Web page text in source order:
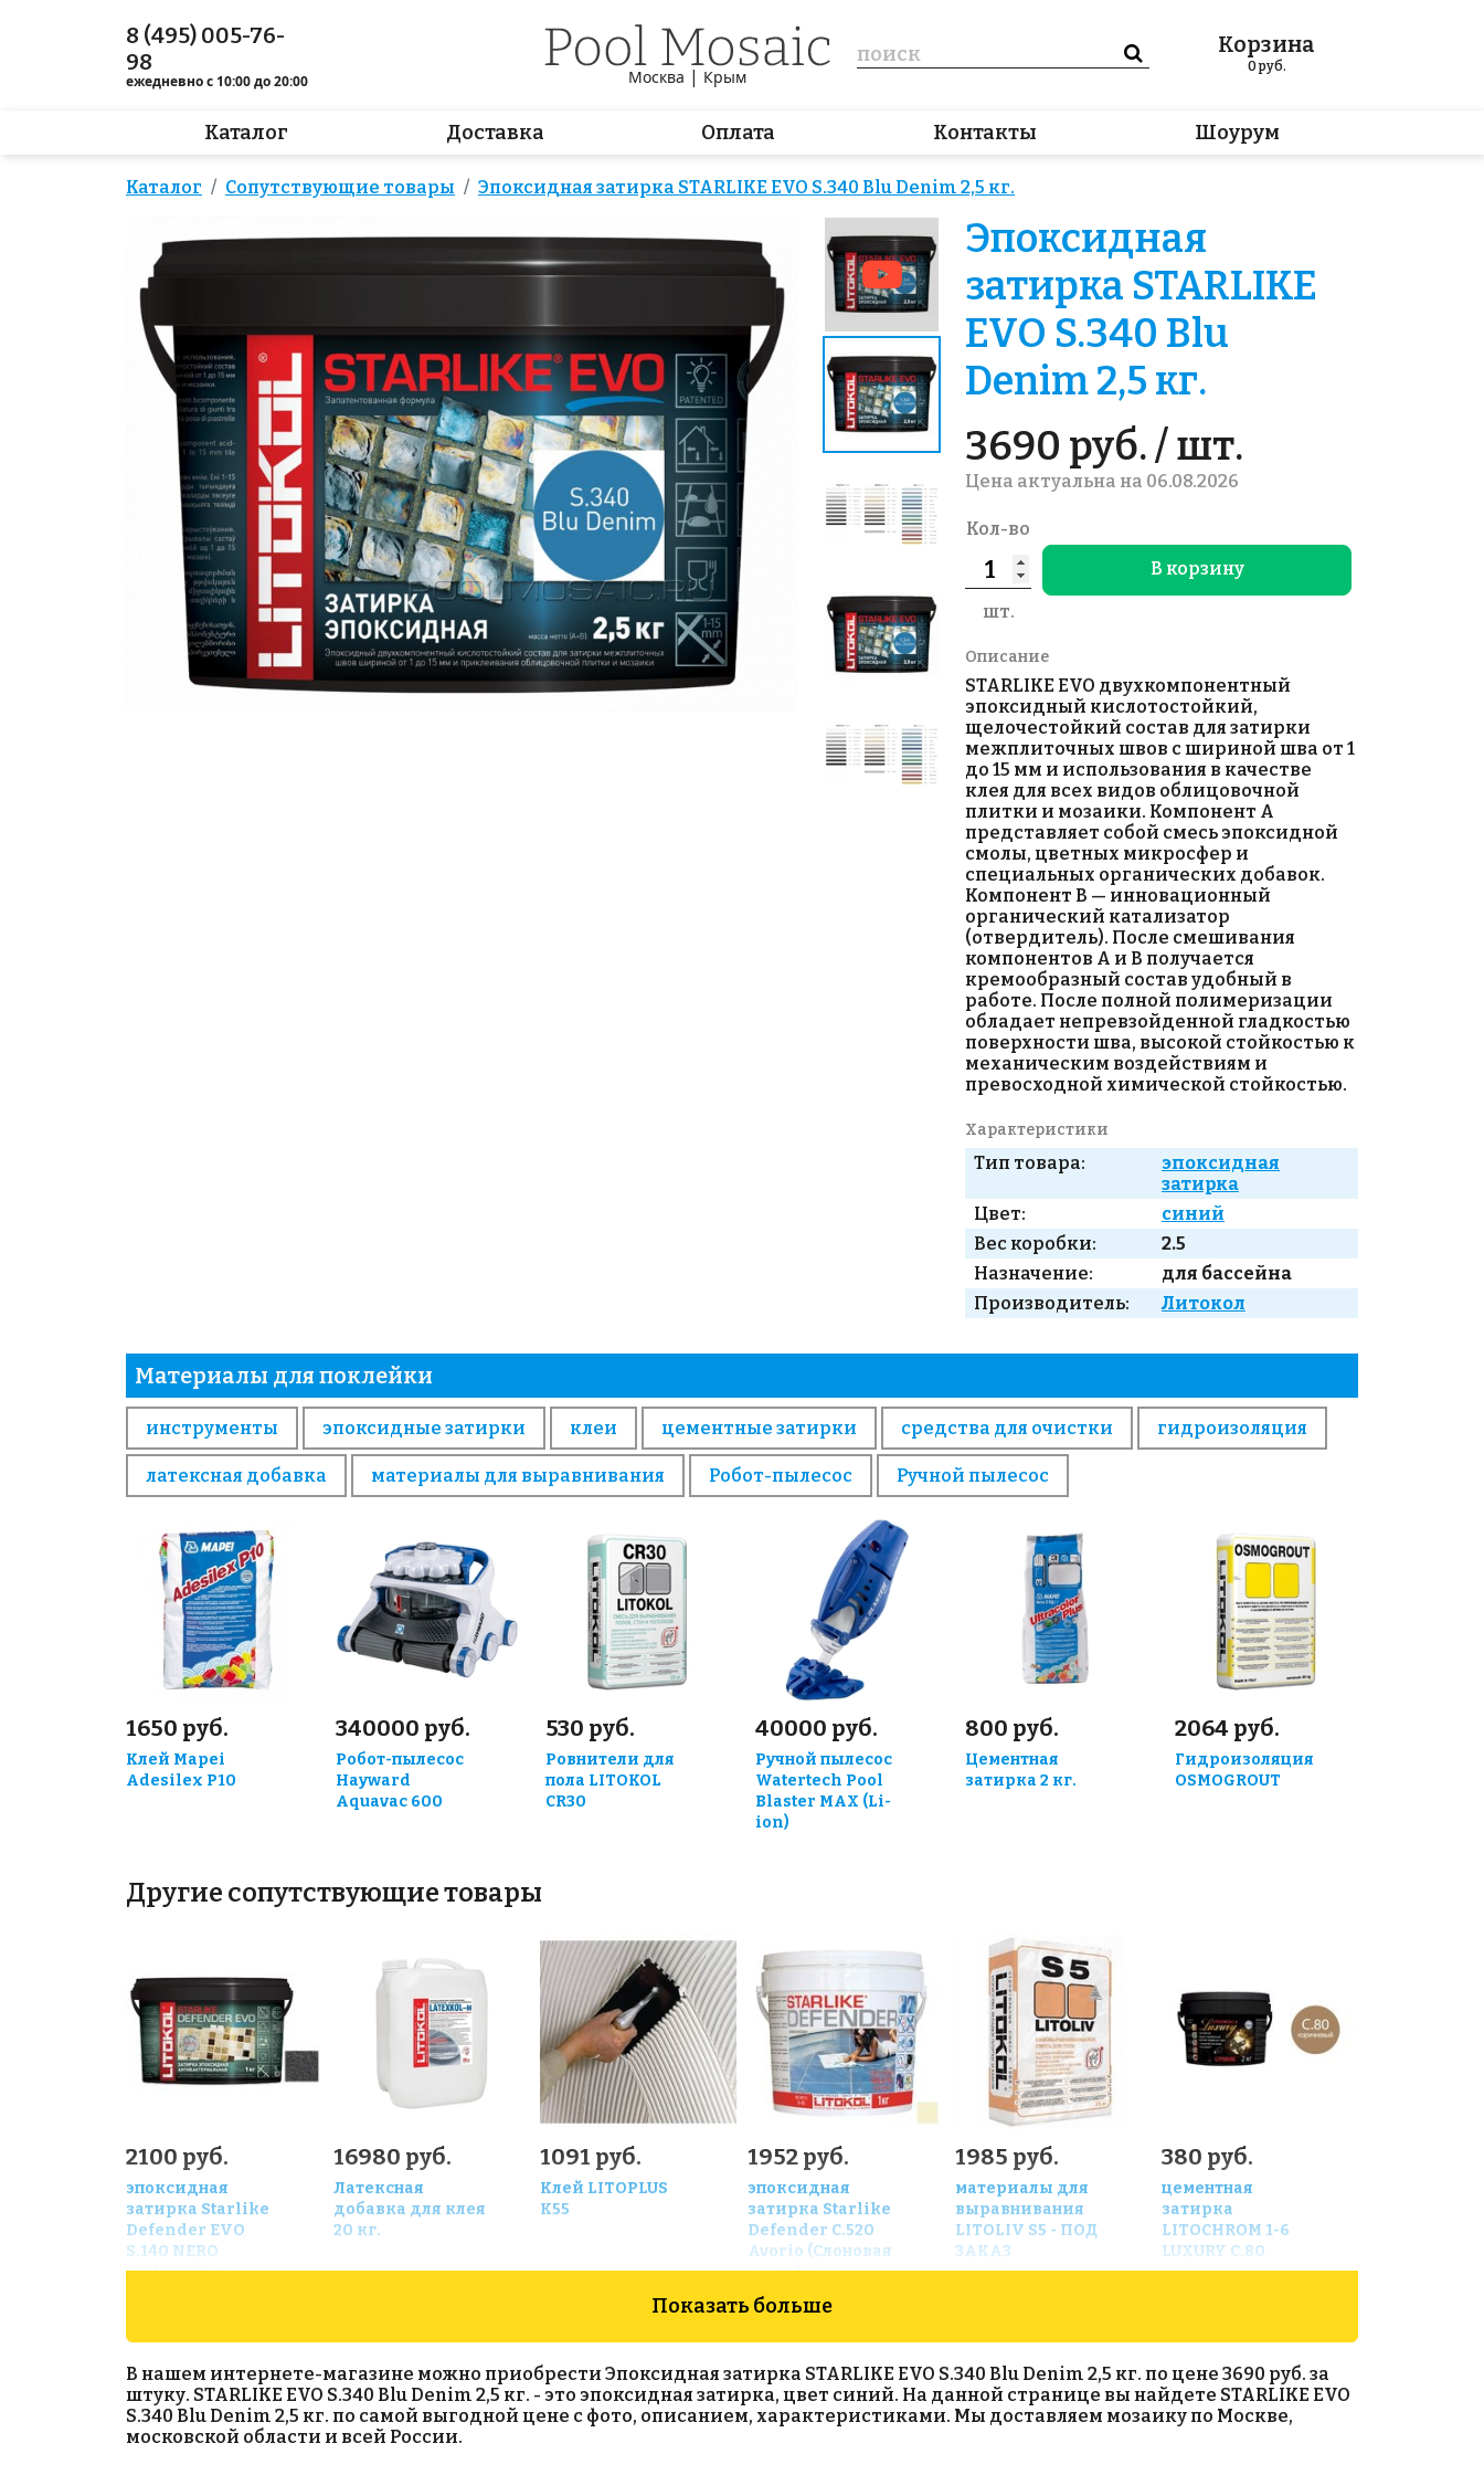
8 (495) 005-76-
98
ежедневно с 10:00 до 20:00 Москва | Крым
Корзина
0руб.
Каталог Доставка Оплата Контакты Шоурум
Каталог Сопутствующие товары Эпоксидная затирка STARLIKE EVO S.340 Blu Denim 2,5 кг.
Эпоксидная
затирка STARLIKE
EVO S.340 Blu
Denim 2,5 кг.
3690 руб. / шт.
Цена актуальна на 06.08.2026
Кол-во
шт.
В корзину
Описание
STARLIKE EVO двухкомпонентный
эпоксидный кислотостойкий,
щелочестойкий состав для затирки
межплиточных швов с шириной шва от 1
до 15 мм и использования в качестве
клея для всех видов облицовочной
плитки и мозаики. Компонент А
представляет собой смесь эпоксидной
смолы, цветных микросфер и
специальных органических добавок.
Компонент В — инновационный
органический катализатор
(отвердитель). После смешивания
компонентов А и В получается
кремообразный состав удобный в
работе. После полной полимеризации
обладает непревзойденной гладкостью
поверхности шва, высокой стойкостью к
механическим воздействиям и
превосходной химической стойкостью.
Характеристики
Тип товара:
эпоксидная
затирка
Цвет:
синий
Вес коробки:
2.5
Назначение:
для бассейна
Производитель:
Литокол
Материалы для поклейки
инструменты эпоксидные затирки клеи цементные затирки средства для очистки гидроизоляция
латексная добавка материалы для выравнивания Робот-пылесос Ручной пылесос
1650 руб.
Клей Mapei
Adesilex P10
340000 руб.
Робот-пылесос
Hayward
Aquavac 600
530 руб.
Ровнители для
пола LITOKOL
CR30
40000 руб.
Ручной пылесос
Watertech Pool
Blaster MAX (Li-
ion)
800 руб.
Цементная
затирка 2 кг.
2064 руб.
Гидроизоляция
OSMOGROUT
Другие сопутствующие товары
2100 руб.
эпоксидная
затирка Starlike
Defender EVO
S.140 NERO
GRAFITE 1 кг
16980 руб.
Латексная
добавка для клея
20 кг.
1091 руб.
Клей LITOPLUS
K55
1952 руб.
эпоксидная
затирка Starlike
Defender С.520
Avorio (Слоновая
кость) 1 кг
1985 руб.
материалы для
выравнивания
LITOLIV S5 - ПОД
ЗАКАЗ
380 руб.
цементная
затирка
LITOCHROM 1-6
LUXURY C.80
Показать больше
В нашем интернете-магазине можно приобрести Эпоксидная затирка STARLIKE EVO S.340 Blu Denim 2,5 кг. по цене 3690 руб. за
штуку. STARLIKE EVO S.340 Blu Denim 2,5 кг. - это эпоксидная затирка, цвет синий. На данной странице вы найдете STARLIKE EVO
S.340 Blu Denim 2,5 кг. по самой выгодной цене с фото, описанием, характеристиками. Мы доставляем мозаику по Москве,
московской области и всей России.